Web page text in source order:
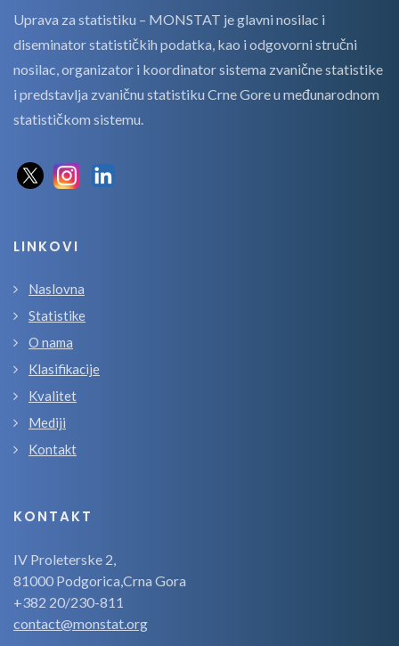
Uprava za statistiku – MONSTAT je glavni nosilac i
diseminator statističkih podatka, kao i odgovorni stručni
nosilac, organizator i koordinator sistema zvanične statistike
i predstavlja zvaničnu statistiku Crne Gore u međunarodnom
statističkom sistemu.
LINKOVI
Naslovna
Statistike
O nama
Klasifikacije
Kvalitet
Mediji
Kontakt
KONTAKT
IV Proleterske 2,
81000 Podgorica,Crna Gora
+382 20/230-811
contact@monstat.org